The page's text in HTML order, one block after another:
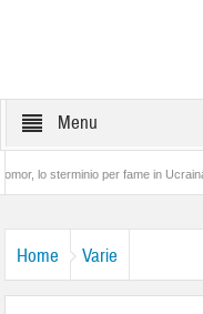
Menu
per fame in Ucraina
Home Varie